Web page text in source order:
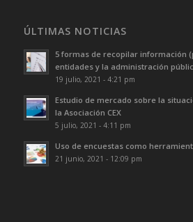
ÚLTIMAS NOTICIAS
5 formas de recopilar información
entidades y la administración
19 julio, 2021 - 4:21 pm
Estudio de mercado sobre la
la Asociación CEX
5 julio, 2021 - 4:11 pm
Uso de encuestas como
21 junio, 2021 - 12:09 pm